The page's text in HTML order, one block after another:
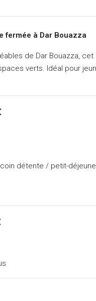
fermée à Dar Bouazza
de Dar Bouazza,
verts. Idéal pour
détente / petit-